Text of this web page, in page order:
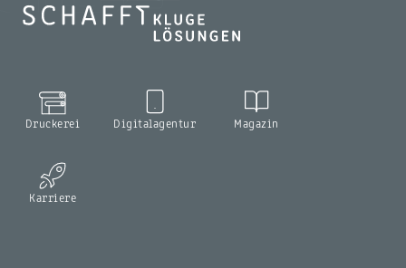
Druckerei Digitalagentur Magazin
Karriere